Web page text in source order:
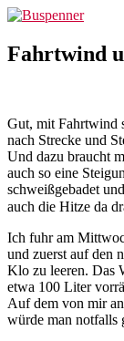
Zum
springen
Fahrtwind
Gut, mit Fahrtwind
nach Strecke und
Und dazu braucht
auch so eine
schweißgebadet
auch die Hitze da
Ich fuhr am
und zuerst auf den
Klo zu leeren. Das
etwa 100 Liter
Auf dem von mir
würde man notfalls